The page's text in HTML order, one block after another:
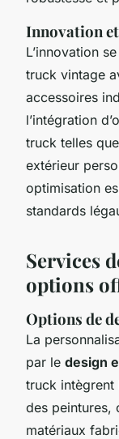
Innovation
L’innovation
truck vintage
accessoires
l’intégration
truck telles
extérieur
optimisation
standards
Services
options
Options de
La
par le design
truck intègrent
des peintures,
matériaux